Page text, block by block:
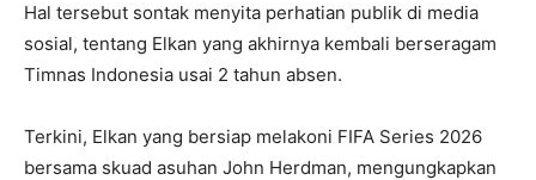
Hal tersebut sontak menyita perhatian publik di media
sosial, tentang Elkan yang akhirnya kembali berseragam
Timnas Indonesia usai 2 tahun absen.
Terkini, Elkan yang bersiap melakoni FIFA Series 2026
bersama skuad asuhan John Herdman, mengungkapkan